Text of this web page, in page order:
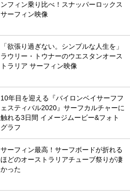
ンフィン乗り比べ！スナッパーロックス
サーフィン映像
「欲張り過ぎない。シンプルな人生を」
ラウリー・トウナーのウエスタンオース
トラリア サーフィン映像
10年目を迎える『バイロンベイサーフフ
ェスティバル2020』サーフカルチャーに
触れる3日間 イメージムービー&フォト
グラフ
サーフィン最高！サーフボードが折れる
ほどのオーストラリアチューブ祭りが凄
かった